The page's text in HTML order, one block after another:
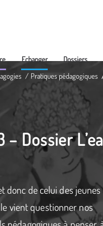
Echanger Dossiers
Pratiques pédagogiques
– Dossier
donc de celui des
vient questionner nos